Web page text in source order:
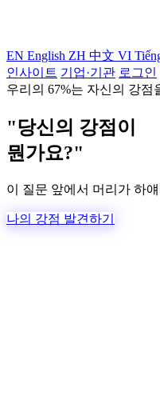
EN English ZH 中文 VI
인사이트 기업·기관 로그인
우리의 67%는 자신의 강점
"당신의 강점이
뭔가요?"
이 질문 앞에서 머리가 하
나의 강점 발견하기